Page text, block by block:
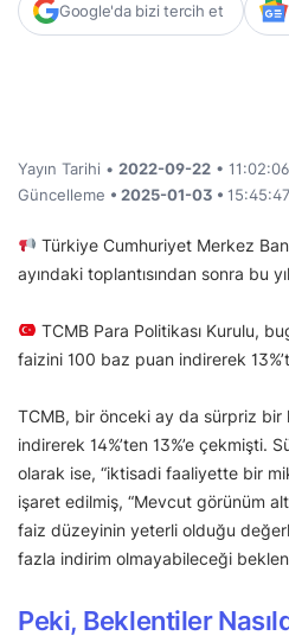
Google'da bizi tercih et
Yayın Tarihi • 2022-09-22 • 11:02:06
Güncelleme • 2025-01-03 • 15:45:47
Türkiye Cumhuriyet Merkez
ayındaki toplantısından sonra bu
TCMB Para Politikası Kurulu,
faizini 100 baz puan indirerek
TCMB, bir önceki ay da sürpriz
indirerek 14%’ten 13%’e çekmişti.
olarak ise, “iktisadi faaliyette bir
işaret edilmiş, “Mevcut görünüm
faiz düzeyinin yeterli olduğu
fazla indirim olmayabileceği
Peki, Beklentiler